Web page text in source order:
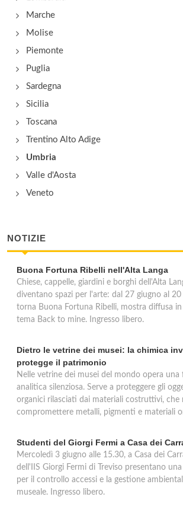
Marche
Molise
Piemonte
Puglia
Sardegna
Sicilia
Toscana
Trentino Alto Adige
Umbria
Valle d'Aosta
Veneto
NOTIZIE
Buona Fortuna Ribelli nell'Alta Langa
Chiese, cappelle, giardini e borghi dell'Alta
diventano spazi per l'arte: dal 27 giugno al
torna Buona Fortuna Ribelli, mostra diffusa in
tema Back to mine. Ingresso libero.
Dietro le vetrine dei musei: la chimica
protegge il patrimonio
Nelle vetrine dei musei del mondo opera una
analitica silenziosa. Serve a proteggere gli
organici rilasciati dai materiali costruttivi, che
compromettere metalli, pigmenti e materiali
Studenti del Giorgi Fermi a Casa dei
Mercoledì 3 giugno alle 15.30, a Casa dei
dell'IIS Giorgi Fermi di Treviso presentano
per il controllo accessi e la gestione
museale. Ingresso libero.